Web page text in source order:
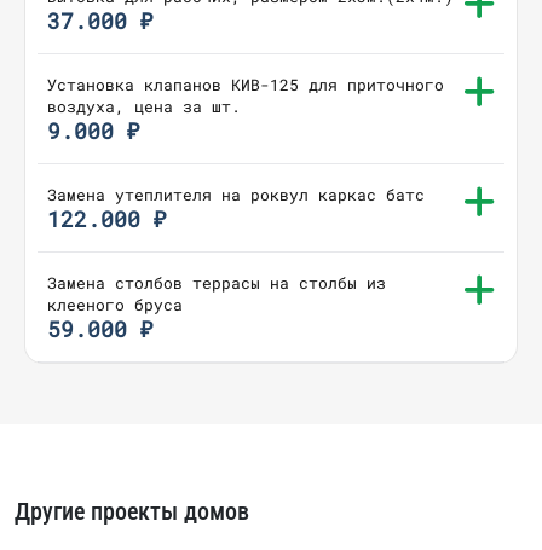
37.000 ₽
Установка клапанов КИВ-125 для приточного
воздуха, цена за шт.
9.000 ₽
Замена утеплителя на роквул каркас батс
122.000 ₽
Замена столбов террасы на столбы из
клееного бруса
59.000 ₽
Другие проекты домов